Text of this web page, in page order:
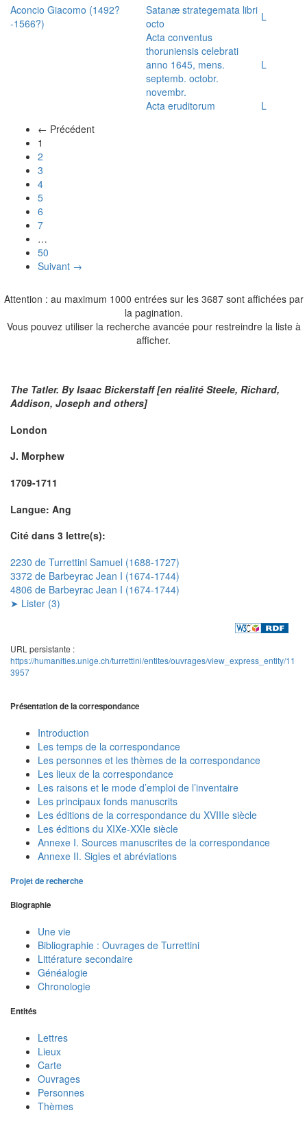
Aconcio Giacomo (1492?
-1566?)
Satanæ strategemata libri
octo
L
Acta conventus
thoruniensis celebrati
anno 1645, mens.
septemb. octobr.
novembr.
L
Acta eruditorum
L
← Précédent
1
2
3
4
5
6
7
…
50
Suivant →
Attention : au maximum 1000 entrées sur les 3687 sont affichées par
la pagination.
Vous pouvez utiliser la recherche avancée pour restreindre la liste à
afficher.
The Tatler. By Isaac Bickerstaff [en réalité Steele, Richard,
Addison, Joseph and others]
London
J. Morphew
1709-1711
Langue: Ang
Cité dans 3 lettre(s):
2230 de Turrettini Samuel (1688-1727)
3372 de Barbeyrac Jean I (1674-1744)
4806 de Barbeyrac Jean I (1674-1744)
➤ Lister (3)
URL persistante :
https://humanities.unige.ch/turrettini/entites/ouvrages/view_express_entity/11
3957
Présentation de la correspondance
Introduction
Les temps de la correspondance
Les personnes et les thèmes de la correspondance
Les lieux de la correspondance
Les raisons et le mode d’emploi de l’inventaire
Les principaux fonds manuscrits
Les éditions de la correspondance du XVIIIe siècle
Les éditions du XIXe-XXIe siècle
Annexe I. Sources manuscrites de la correspondance
Annexe II. Sigles et abréviations
Projet de recherche
Biographie
Une vie
Bibliographie : Ouvrages de Turrettini
Littérature secondaire
Généalogie
Chronologie
Entités
Lettres
Lieux
Carte
Ouvrages
Personnes
Thèmes